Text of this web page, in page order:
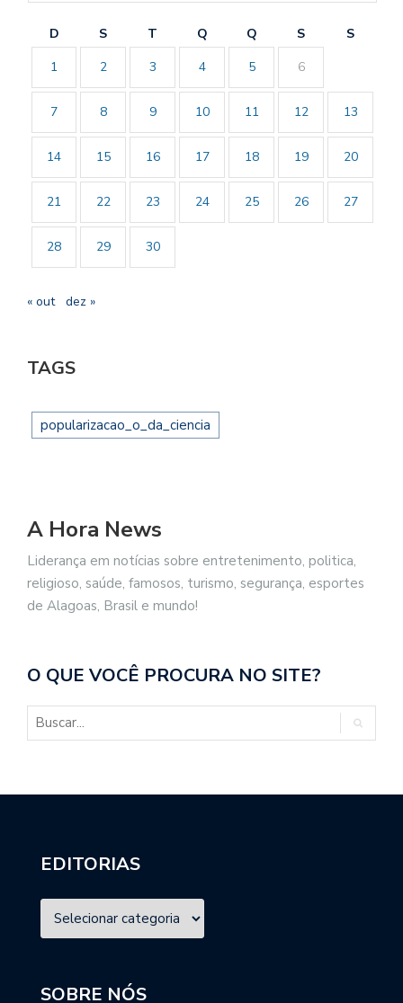
D S T Q Q S
S
1
2 3 4 5 6
7 8 9 10 11 12 13
14 15 16 17 18 19 20
21 22 23 24 25 26 27
28 29 30
« out dez »
TAGS
popularizacao_o_da_ciencia
A Hora News
Liderança em notícias sobre entretenimento, politica,
religioso, saúde, famosos, turismo, segurança, esportes
de Alagoas, Brasil e mundo!
O QUE VOCÊ PROCURA NO SITE?
EDITORIAS
SOBRE NÓS